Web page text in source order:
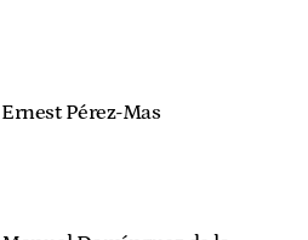
Ernest Pérez-Mas